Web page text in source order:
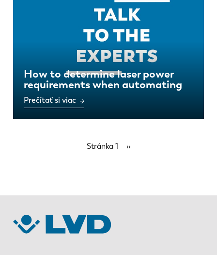
How to determine laser power
requirements when automating
Prečítať si viac
Stránka 1
Ďalšia
››